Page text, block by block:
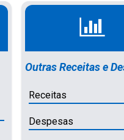
Outras Receitas e
Receitas
Despesas